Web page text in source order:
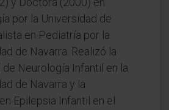
por la Universidad de
en Pediatría por la
de Navarra. Realizó la
Neurología Infantil en la
de Navarra y la
Epilepsia Infantil en el